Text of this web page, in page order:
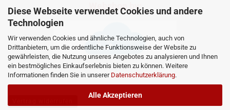
Diese Webseite verwendet Cookies und andere
Technologien
Wir verwenden Cookies und ähnliche Technologien, auch von
Drittanbietern, um die ordentliche Funktionsweise der Website zu
gewährleisten, die Nutzung unseres Angebotes zu analysieren und Ihnen
ein bestmögliches Einkaufserlebnis bieten zu können. Weitere
Informationen finden Sie in unserer Datenschutzerklärung.
Alle Akzeptieren
Webshop by: